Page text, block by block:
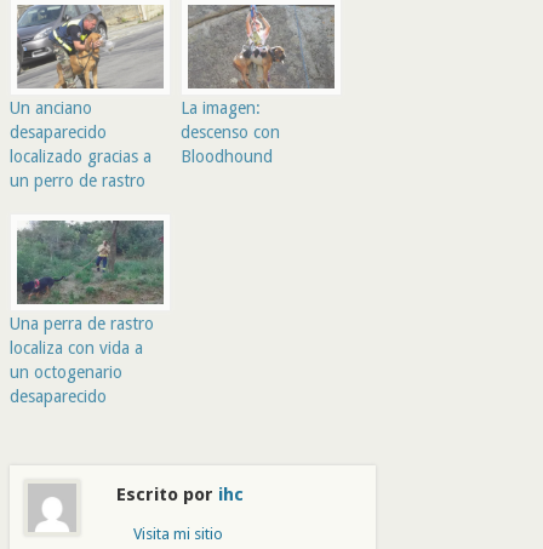
Un anciano
desaparecido
localizado gracias a
un perro de rastro
La imagen:
descenso con
Bloodhound
Una perra de rastro
localiza con vida a
un octogenario
desaparecido
Escrito por ihc
Visita mi sitio